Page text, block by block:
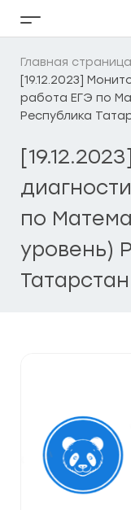
Кнопка
бокового
меню
Главная страница
[19.12.2023]
работа ЕГЭ по
Республика
по
уровень)
Татарстан